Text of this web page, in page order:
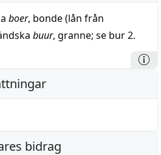
boer, bonde (lån från
buur, granne; se bur 2.
bidrag